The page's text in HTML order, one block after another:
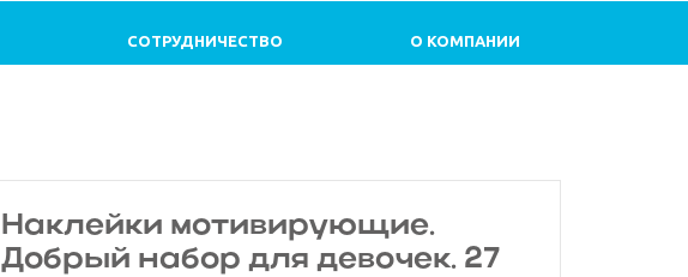
СОТРУДНИЧЕСТВО О КОМПАНИИ
Наклейки мотивирующие.
Добрый набор для девочек. 27